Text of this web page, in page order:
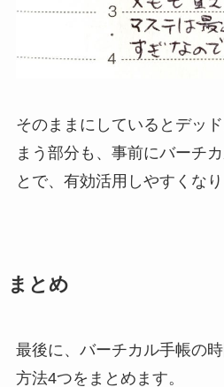
そのままにしているとデッ
まう部分も、事前にバーチ
とで、有効活用しやすくなり
まとめ
最後に、バーチカル手帳の
方法4つをまとめます。